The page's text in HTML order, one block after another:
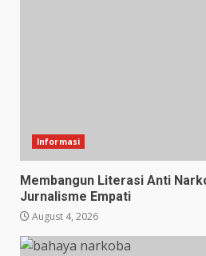
Informasi
Membangun Literasi Anti
Jurnalisme Empati
August 4, 2026